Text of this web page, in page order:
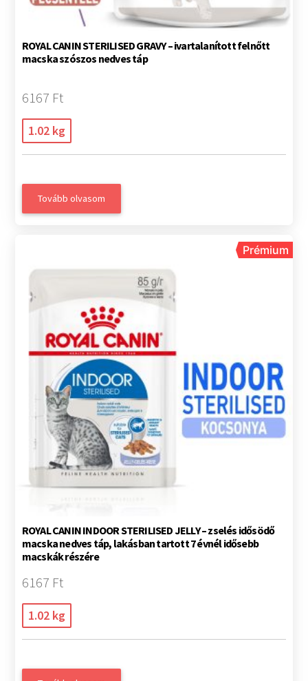
ROYAL CANIN STERILISED GRAVY – ivartalanított felnőtt
macska szószos nedves táp
6167 Ft
1.02 kg
Tovább olvasom
Prémium
ROYAL CANIN INDOOR STERILISED JELLY – zselés idősödő
macska nedves táp, lakásban tartott 7 évnél idősebb
macskák részére
6167 Ft
1.02 kg